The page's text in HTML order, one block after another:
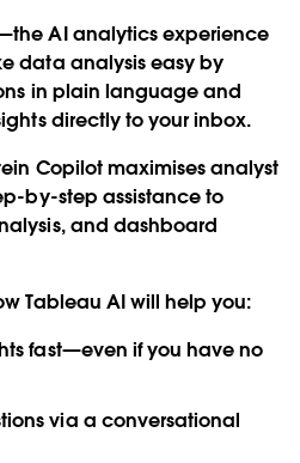
AI analytics experience
data analysis easy by
in plain language and
directly to your inbox.
Copilot maximises analyst
by-step assistance to
and dashboard
Tableau AI will help you:
fast—even if you have no
via a conversational